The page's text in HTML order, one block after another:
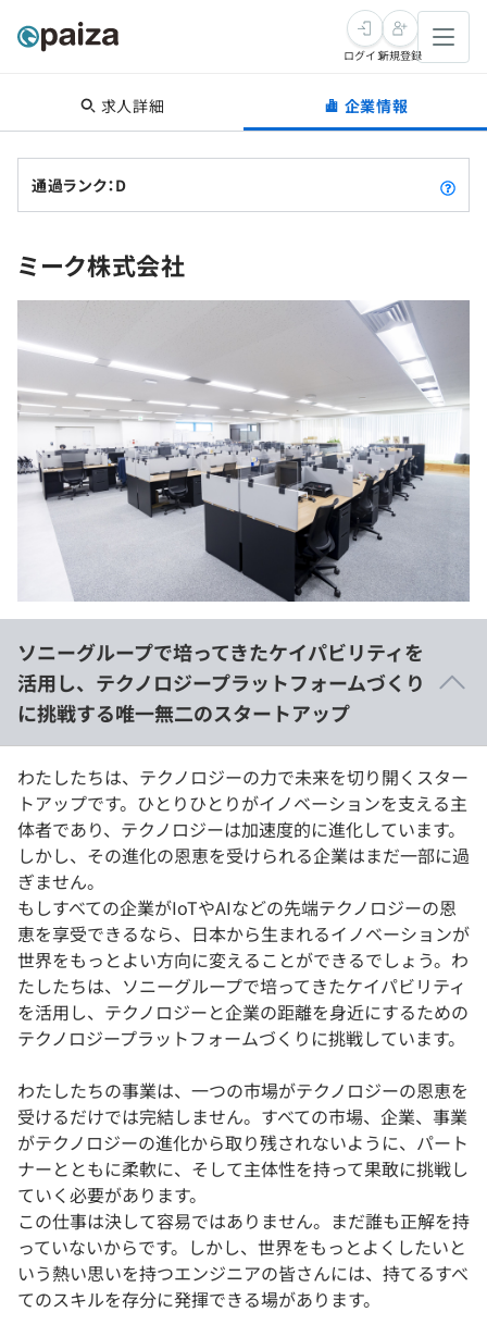
転職・キャリア
転職成功ガイド
インタビュー
新卒就活
求人検索
新卒エージェント
イベント・セミナー
インタビュー
学習
4択課題
ナレッジ
リファレンス
プラン
個人向けプラン
法人向けプラン
学校向けプラン
契約内容・クーポン
プログラミング言語
SQL
評価結果一覧
再チャレンジ結果一覧
ゲーム・マンガ
メディア
Tech Team Journal
paiza times
paizaとは？
ログイン新規登録
求人詳細 企業情報
通過ランク：D
ミーク株式会社
ソニーグループで培ってきたケイパビリティを
活用し、テクノロジープラットフォームづくり
に挑戦する唯一無二のスタートアップ
わたしたちは、テクノロジーの力で未来を切り開くスター
トアップです。ひとりひとりがイノベーションを支える主
体者であり、テクノロジーは加速度的に進化しています。
しかし、その進化の恩恵を受けられる企業はまだ一部に過
ぎません。
もしすべての企業がIoTやAIなどの先端テクノロジーの恩
恵を享受できるなら、日本から生まれるイノベーションが
世界をもっとよい方向に変えることができるでしょう。わ
たしたちは、ソニーグループで培ってきたケイパビリティ
を活用し、テクノロジーと企業の距離を身近にするための
テクノロジープラットフォームづくりに挑戦しています。
わたしたちの事業は、一つの市場がテクノロジーの恩恵を
受けるだけでは完結しません。すべての市場、企業、事業
がテクノロジーの進化から取り残されないように、パート
ナーとともに柔軟に、そして主体性を持って果敢に挑戦し
ていく必要があります。
この仕事は決して容易ではありません。まだ誰も正解を持
っていないからです。しかし、世界をもっとよくしたいと
いう熱い思いを持つエンジニアの皆さんには、持てるすべ
てのスキルを存分に発揮できる場があります。